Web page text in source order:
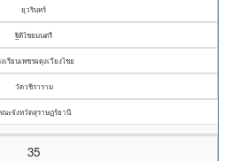
ยุวรินทร์
ฐิติไชยมนตรี
งเรียนเพชรผดุงเวียงไชย
วัดวชิราราม
ณะจังหวัดสุราษฎร์ธานี
35